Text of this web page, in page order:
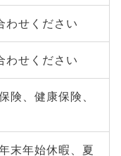
わせください
わせください
険、健康保険、
末年始休暇、夏